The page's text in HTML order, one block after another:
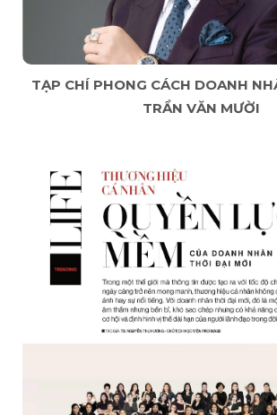
TẠP CHÍ PHONG CÁCH DOANH
TRẦN VĂN MƯỜI